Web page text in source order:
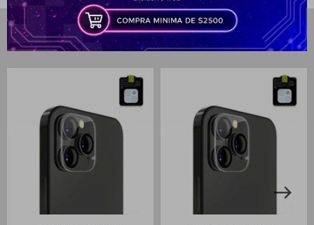
Productos que te pueden interesar
Día Mes Año
Continuar
puede variar por comercio